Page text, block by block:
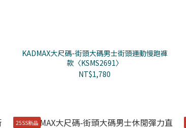
KADMAX大尺碼-街頭大碼男士街頭運動慢跑褲
款〈KSMS2691〉
NT$1,780
25SS新品